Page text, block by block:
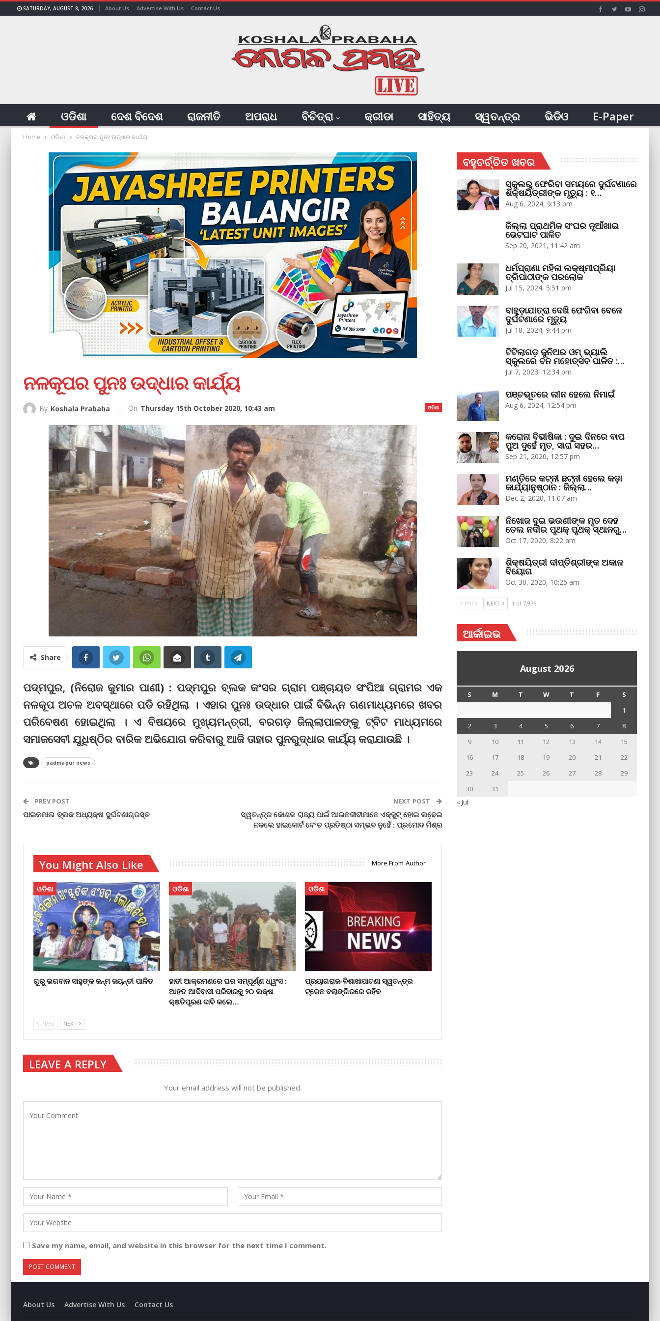
SATURDAY, AUGUST 8, 2026 About Us Advertise With Us Contact Us
ଓଡିଶା ଦେଶ ବିଦେଶ ରାଜନୀତି ଅପରାଧ ବିଚିତ୍ରା କ୍ରୀଡା ସାହିତ୍ୟ ସ୍ୱତନ୍ତ୍ର ଭିଡିଓ E-Paper
Home ଓଡିଶା ନଳକୂପର ପୁନଃ ଉଦ୍ଧାର କାର୍ଯ୍ୟ
ନଳକୂପର ପୁନଃ ଉଦ୍ଧାର କାର୍ଯ୍ୟ
ଓଡିଶା
By Koshala Prabaha On Thursday 15th October 2020, 10:43 am
Share
ପଦ୍ମପୁର, (ନିରୋଜ କୁମାର ପାଣୀ) : ପଦ୍ମପୁର ବ୍ଲକ କଂସର ଗ୍ରାମ ପଞ୍ଚାୟତ ସଂପିଆ ଗ୍ରାମର ଏକ
ନଳକୂପ ଅଚଳ ଅବସ୍ଥାରେ ପଡି ରହିଥିଲା । ଏହାର ପୁନଃ ଉଦ୍ଧାର ପାଇଁ ବିଭିନ୍ନ ଗଣମାଧ୍ୟମରେ ଖବର
ପରିବେଷଣ ହୋଇଥିଲା । ଏ ବିଷୟରେ ମୁଖ୍ୟମନ୍ତ୍ରୀ, ବରଗଡ଼ ଜିଲ୍ଲାପାଳଙ୍କୁ ଟ୍ବିଟ ମାଧ୍ୟମରେ
ସମାଜସେବୀ ଯୁଧିଷ୍ଠିର ବାରିକ ଅଭିଯୋଗ କରିବାରୁ ଆଜି ତାହାର ପୁନରୁଦ୍ଧାର କାର୍ୟ୍ୟ କରାଯାଉଛି ।
padmapur news
PREV POST
ପାଇକମାଲ ବ୍ଲକ ଅଧ୍ୟକ୍ଷ ଦୁର୍ଘଟଣାଗ୍ର‌ସ୍ତ
NEXT POST
ସ୍ୱତନ୍ତ୍ର କୋଶଳ ରାଜ୍ୟ ପାଇଁ ଆଇନଜୀବୀମାନେ ଏକ୍‌ଜୁଟ୍‌ ହୋଇ ଲଢେ଼ଇ
ନକଲେ ହାଇକୋର୍ଟ ବେଂଚ ପ୍ରତିଷ୍ଠା ସମ୍ଭବ ନୁହେଁ : ପ୍ରମୋଦ ମିଶ୍ର
You Might Also Like More From Author
ଓଡିଶା
ଗୁରୁ ଭଗବାନ ସାହୁଙ୍କ ଜନ୍ମ ଜୟନ୍ତୀ ପାଳିତ
ଓଡିଶା
ହାତୀ ଆକ୍ରମଣରେ ଘର ସମ୍ପୂର୍ଣ୍ଣ ଧ୍ୱଂସ :
ଆହତ ଆଦିବାସୀ ପରିବାରକୁ ୨୦ ଲକ୍ଷ
କ୍ଷତିପୂରଣ ଦାବି କଲେ…
ଓଡିଶା
ପ୍ରୟାଗରାଜ-ବିଶାଖାପାଟଣା ସ୍ୱତନ୍ତ୍ର
ଟ୍ରେନ ବଲାଙ୍ଗିରରେ ରହିବ
PREV NEXT
LEAVE A REPLY
Your email address will not be published.
Save my name, email, and website in this browser for the next time I comment.
ବହୁଚର୍ଚ୍ଚିତ ଖବର
ସ୍କୁଲରୁ ଫେରିବା ସମୟରେ ଦୁର୍ଘଟଣାରେ
ଶିକ୍ଷୟିତ୍ରୀଙ୍କ ମୃତ୍ୟୁ : ୧…
Aug 6, 2024, 9:13 pm
ଜିଲ୍ଲା ପ୍ରାଥମିକ ସଂଘର ନୂଆଁଖାଇ
ଭେଟଘାଟ ପାଳିତ
Sep 20, 2021, 11:42 am
ଧର୍ମପ୍ରାଣା ମହିଳା ଲକ୍ଷ୍ମୀପ୍ରିୟା
ତ୍ରିପାଠୀଙ୍କ ପରଲୋକ
Jul 15, 2024, 5:51 pm
ବାହୁଡ଼ାଯାତ୍ରା ଦେଖି ଫେରିବା ବେଳେ
ଦୁର୍ଘଟଣାରେ ମୃତ୍ୟୁ
Jul 18, 2024, 9:44 pm
ଟିଟିଲାଗଡ଼ ଜୁନିଅର ଓମ୍‌ ଭ୍ୟାଲି
ସ୍କୁଲରେ ବନ ମହୋତ୍ସବ ପାଳିତ :…
Jul 7, 2023, 12:34 pm
ପଞ୍ଚଭୂତରେ ଲୀନ ହେଲେ ନିମାଇଁ
Aug 6, 2024, 12:54 pm
କରୋନା ବିଭୀଷିକା : ଦୁଇ ଦିନରେ ବାପ
ପୁଅ ଦୁହେଁ ମୃତ, ସାରା ସହର…
Sep 21, 2020, 12:57 pm
ମଣ୍ତିରେ କଟ୍‌ନୀ ଛଟ୍‌ନୀ ହେଲେ କଡ଼ା
କାର୍ଯ୍ୟାନୁଷ୍ଠାନ : ଜିଲ୍ଲା…
Dec 2, 2020, 11:07 am
ନିଖୋଜ ଦୁଇ ଭଉଣୀଙ୍କ ମୃତ ଦେହ
ତେଲ ନଦୀର ପୃଥକ୍‌ ପୃଥକ୍‌ ସ୍ଥାନରୁ…
Oct 17, 2020, 8:22 am
ଶିକ୍ଷୟିତ୍ରୀ ଦୀପ୍ତିଶ୍ରୀଙ୍କ ଅକାଳ
ବିୟୋଗ
Oct 30, 2020, 10:25 am
PREV NEXT 1 of 7,976
ଆର୍କାଇଭ
August 2026
S M T W T F
S
1
2
3 4 5 6 7
8
9
10 11 12 13 14
15
16
17 18 19 20 21
22
23
24 25 26 27 28
29
30
31
« Jul
About Us Advertise With Us Contact Us